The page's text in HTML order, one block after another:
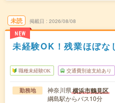
未読
NEW
掲載日 2026/08/08
未経験OK！残業ほぼ
職種未経験OK 交通費別途支給あり
勤務地 神奈川県横浜市鶴見区
綱島駅からバス10分